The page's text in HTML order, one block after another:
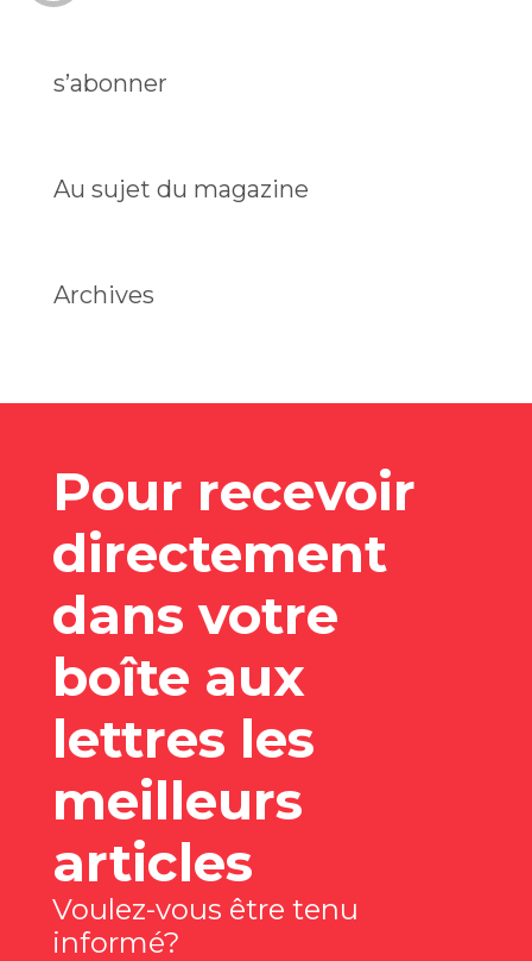
s’abonner
Au sujet du magazine
Archives
Pour recevoir
directement
dans votre
boîte aux
lettres les
meilleurs
articles
Voulez-vous être tenu
informé?